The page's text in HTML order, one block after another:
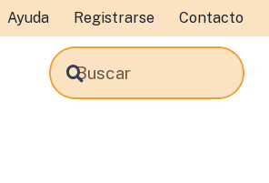
Ayuda Registrarse Contacto